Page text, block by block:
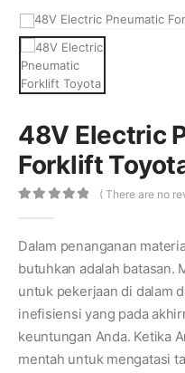
48V Electric
Forklift
( There are no
Dalam penanganan
butuhkan adalah batasan.
untuk pekerjaan di dalam
inefisiensi yang pada
keuntungan Anda. Ketika
mentah untuk mengatasi